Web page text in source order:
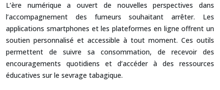
L’ère numérique a ouvert de nouvelles perspectives dans
l’accompagnement des fumeurs souhaitant arrêter. Les
applications smartphones et les plateformes en ligne offrent un
soutien personnalisé et accessible à tout moment. Ces outils
permettent de suivre sa consommation, de recevoir des
encouragements quotidiens et d’accéder à des ressources
éducatives sur le sevrage tabagique.